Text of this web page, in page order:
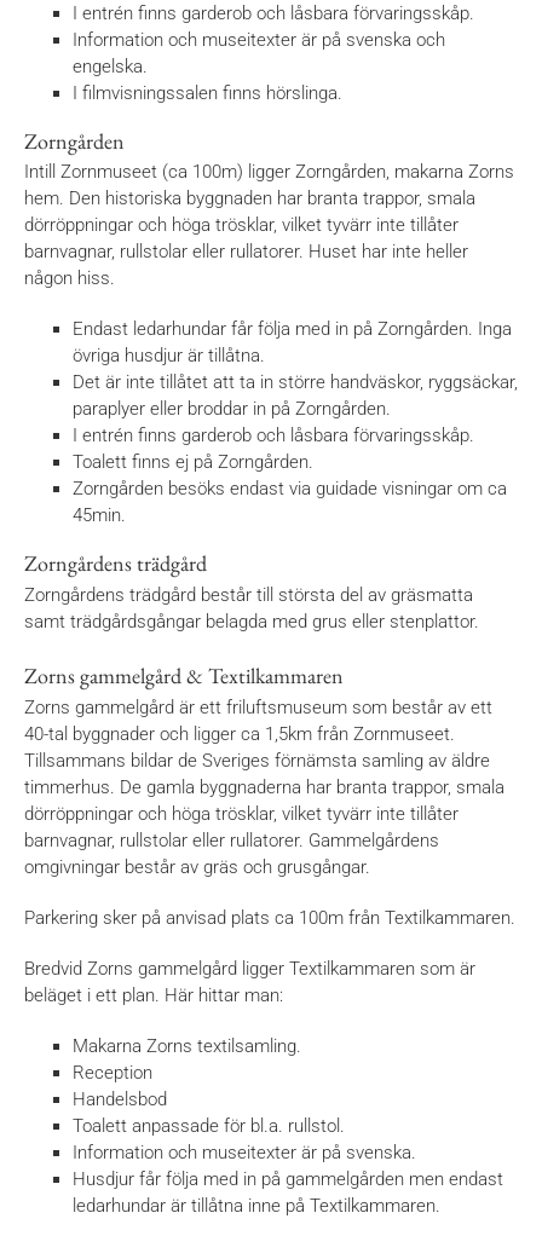
I entrén finns garderob och låsbara förvaringsskåp.
Information och museitexter är på svenska och
engelska.
I filmvisningssalen finns hörslinga.
Zorngården
Intill Zornmuseet (ca 100m) ligger Zorngården, makarna Zorns
hem. Den historiska byggnaden har branta trappor, smala
dörröppningar och höga trösklar, vilket tyvärr inte tillåter
barnvagnar, rullstolar eller rullatorer. Huset har inte heller
någon hiss.
Endast ledarhundar får följa med in på Zorngården. Inga
övriga husdjur är tillåtna.
Det är inte tillåtet att ta in större handväskor, ryggsäckar,
paraplyer eller broddar in på Zorngården.
I entrén finns garderob och låsbara förvaringsskåp.
Toalett finns ej på Zorngården.
Zorngården besöks endast via guidade visningar om ca
45min.
Zorngårdens trädgård
Zorngårdens trädgård består till största del av gräsmatta
samt trädgårdsgångar belagda med grus eller stenplattor.
Zorns gammelgård & Textilkammaren
Zorns gammelgård är ett friluftsmuseum som består av ett
40-tal byggnader och ligger ca 1,5km från Zornmuseet.
Tillsammans bildar de Sveriges förnämsta samling av äldre
timmerhus. De gamla byggnaderna har branta trappor, smala
dörröppningar och höga trösklar, vilket tyvärr inte tillåter
barnvagnar, rullstolar eller rullatorer. Gammelgårdens
omgivningar består av gräs och grusgångar.
Parkering sker på anvisad plats ca 100m från Textilkammaren.
Bredvid Zorns gammelgård ligger Textilkammaren som är
beläget i ett plan. Här hittar man:
Makarna Zorns textilsamling.
Reception
Handelsbod
Toalett anpassade för bl.a. rullstol.
Information och museitexter är på svenska.
Husdjur får följa med in på gammelgården men endast
ledarhundar är tillåtna inne på Textilkammaren.